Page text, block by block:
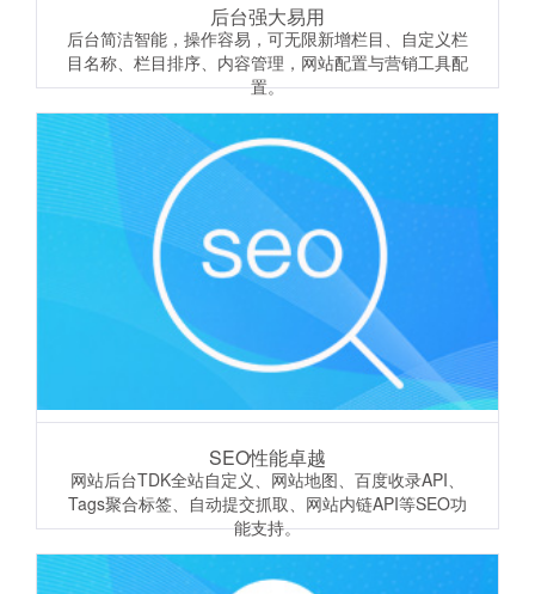
后台强大易用
后台简洁智能，操作容易，可无限新增栏目、自定义栏
目名称、栏目排序、内容管理，网站配置与营销工具配
置。
SEO性能卓越
网站后台TDK全站自定义、网站地图、百度收录API、
Tags聚合标签、自动提交抓取、网站内链API等SEO功
能支持。